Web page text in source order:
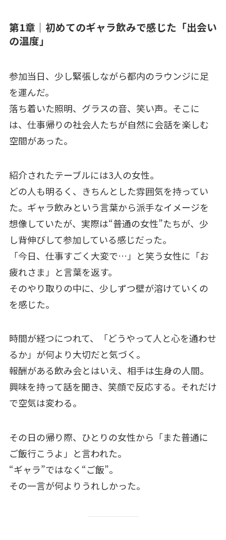
第1章｜初めてのギャラ飲みで感じた「出会い
の温度」
参加当日、少し緊張しながら都内のラウンジに足
を運んだ。
落ち着いた照明、グラスの音、笑い声。そこに
は、仕事帰りの社会人たちが自然に会話を楽しむ
空間があった。
紹介されたテーブルには3人の女性。
どの人も明るく、きちんとした雰囲気を持ってい
た。ギャラ飲みという言葉から派手なイメージを
想像していたが、実際は“普通の女性”たちが、少
し背伸びして参加している感じだった。
「今日、仕事すごく大変で…」と笑う女性に「お
疲れさま」と言葉を返す。
そのやり取りの中に、少しずつ壁が溶けていくの
を感じた。
時間が経つにつれて、「どうやって人と心を通わせ
るか」が何より大切だと気づく。
報酬がある飲み会とはいえ、相手は生身の人間。
興味を持って話を聞き、笑顔で反応する。それだけ
で空気は変わる。
その日の帰り際、ひとりの女性から「また普通に
ご飯行こうよ」と言われた。
“ギャラ”ではなく“ご飯”。
その一言が何よりうれしかった。